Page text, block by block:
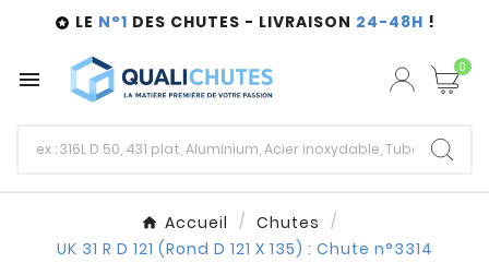
 LE N°1 DES CHUTES - LIVRAISON 24-48H !
 0
Accueil
Chutes
UK 31 R D 121 (Rond D 121 X 135) : Chute n°3314